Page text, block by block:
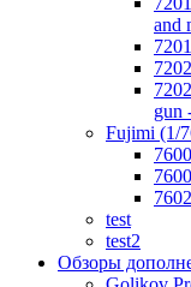
and
gun
Fujimi (1/
test
test2
Обзоры